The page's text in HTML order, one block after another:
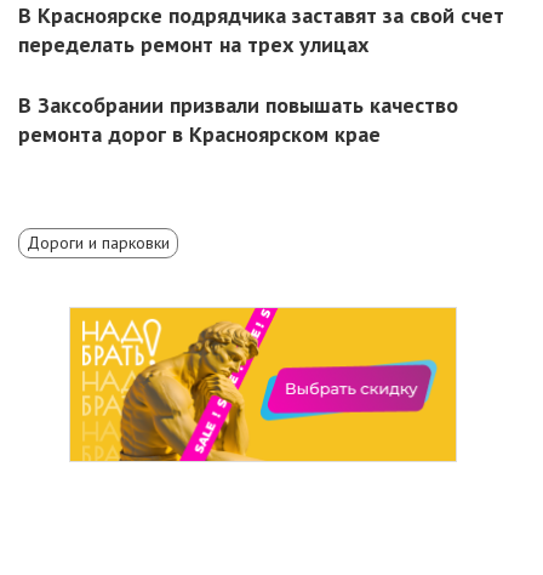
В Красноярске подрядчика заставят за свой счет
переделать ремонт на трех улицах
В Заксобрании призвали повышать качество
ремонта дорог в Красноярском крае
Дороги и парковки